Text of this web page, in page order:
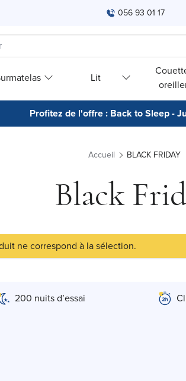
056 93 01 17
Lit
Profitez de l'offre : Back to Sleep -
Accueil BLACK FRIDAY
Black
ne correspond à la sélection.
200 nuits d’essai